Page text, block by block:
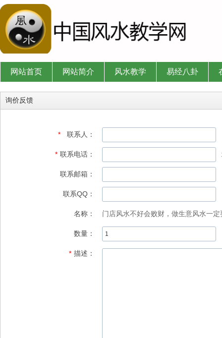
网站首页 网站简介 风水教学 易经八卦
询价反馈
* 联系人：
* 联系电话：
联系邮箱：
联系QQ：
名称： 门店风水不好会败财，做生意风水一定
数量：
* 描述：